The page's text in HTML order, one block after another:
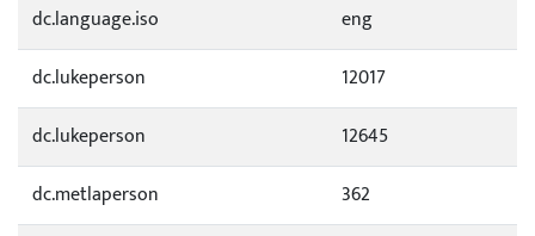
dc.language.iso
eng
dc.lukeperson
12017
dc.lukeperson
12645
dc.metlaperson
362